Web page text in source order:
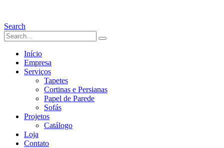
Search
Início
Empresa
Serviços
Tapetes
Cortinas e Persianas
Papel de Parede
Sofás
Projetos
Catálogo
Loja
Contato